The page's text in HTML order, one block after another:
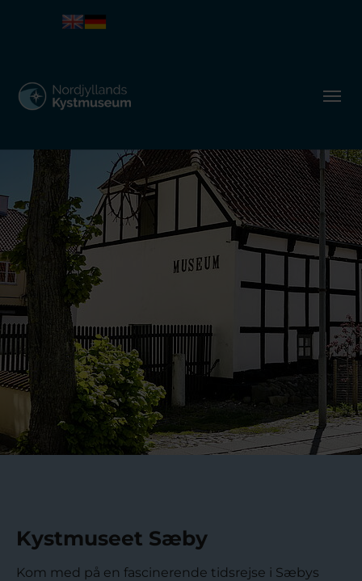
Kystmuseet Sæby
Kom med på en fascinerende tidsrejse i Sæbys